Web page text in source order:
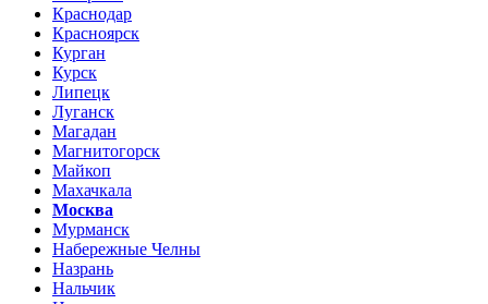
Краснодар
Красноярск
Курган
Курск
Липецк
Луганск
Магадан
Магнитогорск
Майкоп
Махачкала
Москва
Мурманск
Набережные Челны
Назрань
Нальчик